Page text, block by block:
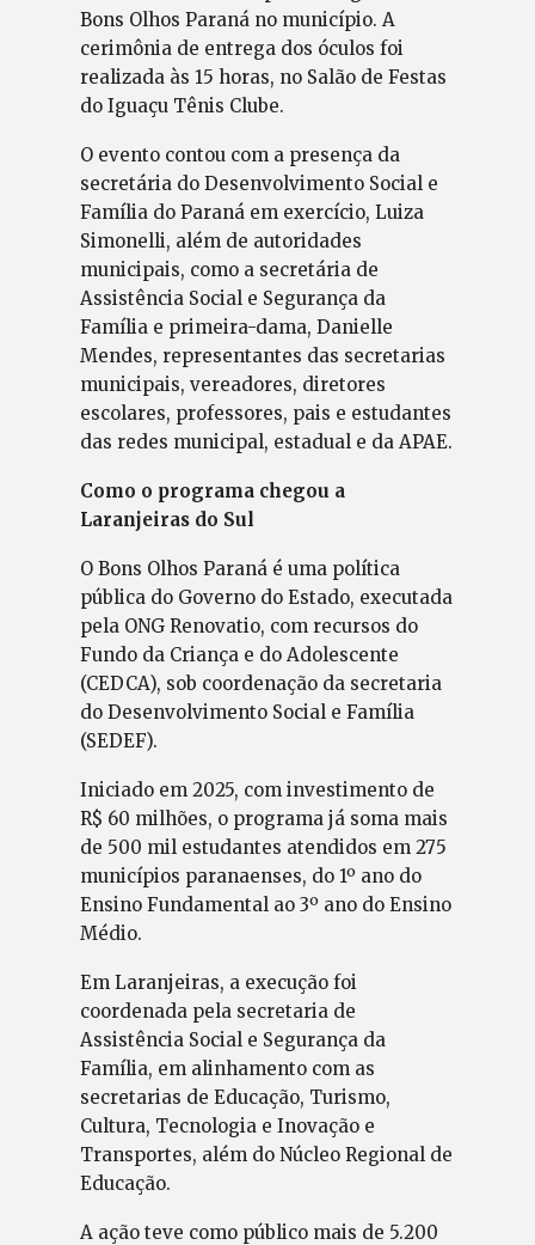
Bons Olhos Paraná no município. A
cerimônia de entrega dos óculos foi
realizada às 15 horas, no Salão de Festas
do Iguaçu Tênis Clube.
O evento contou com a presença da
secretária do Desenvolvimento Social e
Família do Paraná em exercício, Luiza
Simonelli, além de autoridades
municipais, como a secretária de
Assistência Social e Segurança da
Família e primeira-dama, Danielle
Mendes, representantes das secretarias
municipais, vereadores, diretores
escolares, professores, pais e estudantes
das redes municipal, estadual e da APAE.
Como o programa chegou a
Laranjeiras do Sul
O Bons Olhos Paraná é uma política
pública do Governo do Estado, executada
pela ONG Renovatio, com recursos do
Fundo da Criança e do Adolescente
(CEDCA), sob coordenação da secretaria
do Desenvolvimento Social e Família
(SEDEF).
Iniciado em 2025, com investimento de
R$ 60 milhões, o programa já soma mais
de 500 mil estudantes atendidos em 275
municípios paranaenses, do 1º ano do
Ensino Fundamental ao 3º ano do Ensino
Médio.
Em Laranjeiras, a execução foi
coordenada pela secretaria de
Assistência Social e Segurança da
Família, em alinhamento com as
secretarias de Educação, Turismo,
Cultura, Tecnologia e Inovação e
Transportes, além do Núcleo Regional de
Educação.
A ação teve como público mais de 5.200